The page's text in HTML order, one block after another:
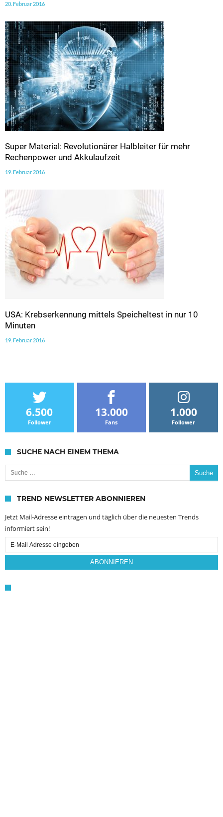
20. Februar 2016
Super Material: Revolutionärer Halbleiter für mehr
Rechenpower und Akkulaufzeit
19. Februar 2016
USA: Krebserkennung mittels Speicheltest in nur 10
Minuten
19. Februar 2016
6.500
Follower
13.000
Fans
1.000
Follower
SUCHE NACH EINEM THEMA
Suche nach:
TREND NEWSLETTER ABONNIEREN
Jetzt Mail-Adresse eintragen und täglich über die neuesten Trends
informiert sein!
Email
Subscription
ABONNIEREN